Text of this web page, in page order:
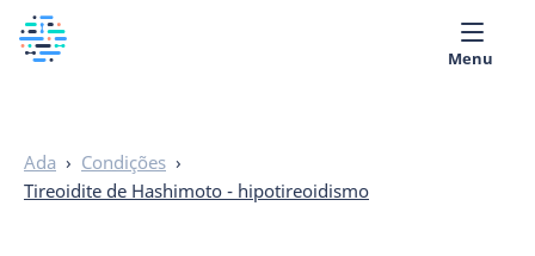
Biblioteca Médica
Menu
Ada › Condições ›
Tireoidite de Hashimoto - hipotireoidismo